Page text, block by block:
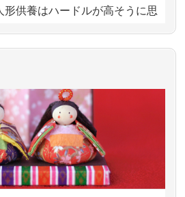
野区の方からお申込み
知県の方からお申込み
葉県の方からお申込み
奈川の方からお申込み
奈川の方からお申込み
模原の方からお申込み
形供養はハードルが高そうに思
人形の仕分けなども丁寧に行う
容（料金や送り方等）がとて